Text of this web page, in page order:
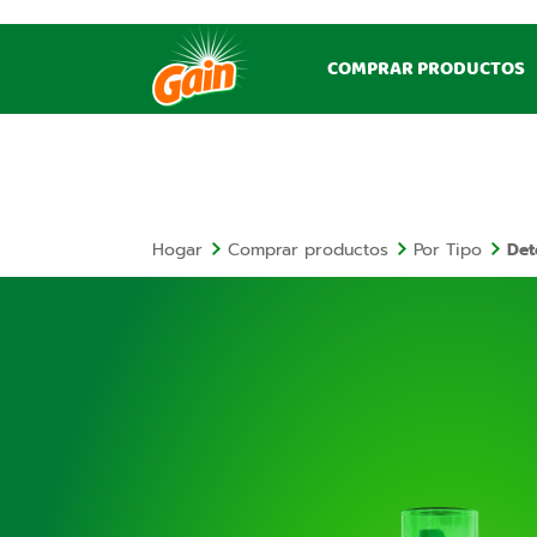
COMPRAR PRODUCTOS
Hogar Comprar productos Por Tipo